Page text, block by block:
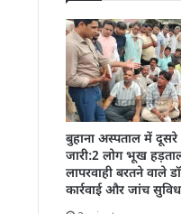
बुहाना अस्पताल में दूसरे
जारी:2 लोग भूख
लापरवाही बरतने वाले
कार्रवाई और जांच